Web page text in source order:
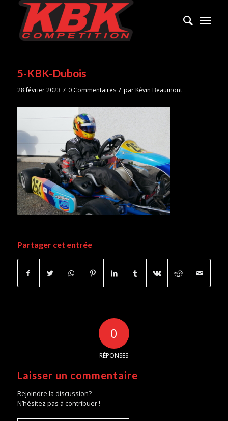
5-KBK-Dubois
28 février 2023 / 0 Commentaires / parKévin Beaumont
Partager cet entrée
0
RÉPONSES
Laisser un commentaire
Rejoindre la discussion?
N’hésitez pas à contribuer !